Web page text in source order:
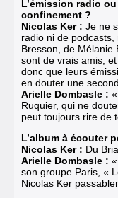
L’émission radio
confinement ?
Nicolas Ker : Je ne
radio ni de
Bresson, de Mélanie
sont de vrais amis,
donc que leurs
en douter une
Arielle Dombasle :
Ruquier, qui ne
peut toujours rire de
L’album à écouter
Nicolas Ker : Du
Arielle Dombasle :
son groupe Paris, «
Nicolas Ker